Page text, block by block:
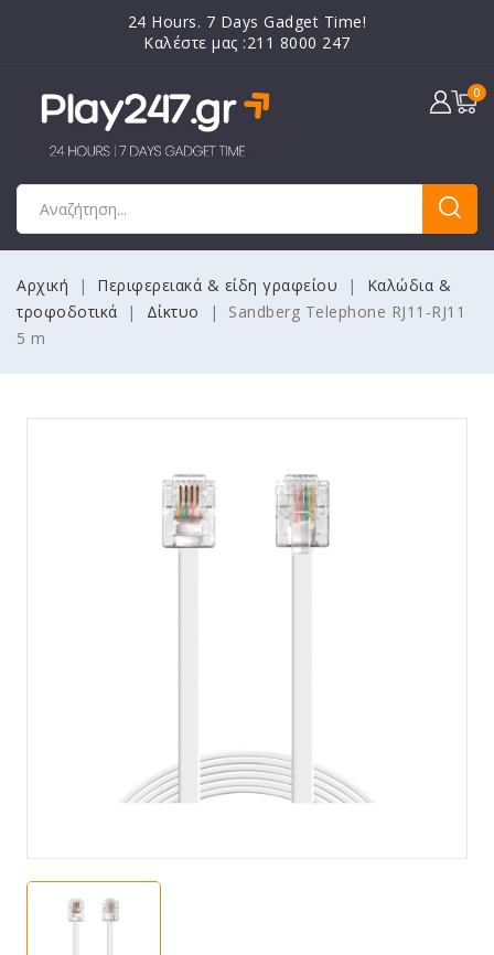
24 Hours. 7 Days Gadget Time!
Καλέστε μας :211 8000 247
0
Αρχική Περιφερειακά & είδη γραφείου
Καλώδια &
τροφοδοτικά
Δίκτυο
Sandberg Telephone RJ11-RJ11
5 m